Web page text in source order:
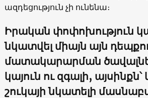
ազդեցություն չի ունենա։
Իրական փոփոխություն
նկատվել միայն այն
մատակարարման
կայուն ու զգալի,
շուկայի նկատելի